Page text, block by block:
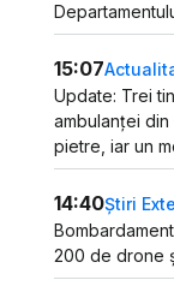
15:07
Update: Trei
ambulanței
pietre, iar un
14:40Știri
200 de drone